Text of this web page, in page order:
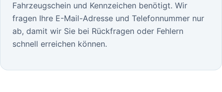
Fahrzeugschein und Kennzeichen benötigt. Wir
fragen Ihre E-Mail-Adresse und Telefonnummer nur
ab, damit wir Sie bei Rückfragen oder Fehlern
schnell erreichen können.